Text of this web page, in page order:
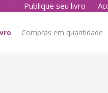
- Publique seu livro
Compras em quantidade